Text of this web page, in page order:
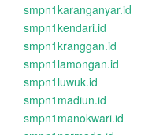
smpn1karanganyar.id
smpn1kendari.id
smpn1kranggan.id
smpn1lamongan.id
smpn1luwuk.id
smpn1madiun.id
smpn1manokwari.id